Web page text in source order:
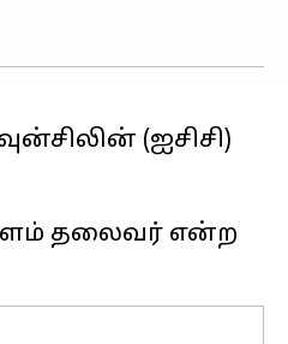
(ஐசிசி)
இளம் தலைவர் என்ற